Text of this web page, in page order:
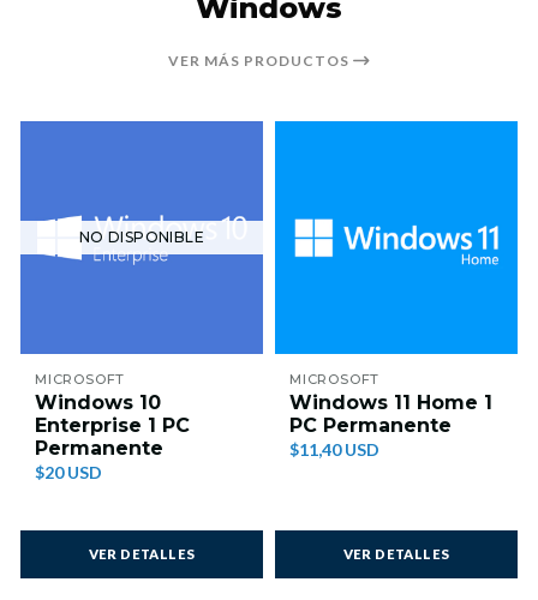
Windows
VER MÁS PRODUCTOS
NO DISPONIBLE
MICROSOFT
Windows 10
Enterprise 1 PC
Permanente
$20 USD
VER DETALLES
MICROSOFT
Windows 11 Home 1
PC Permanente
$11,40 USD
VER DETALLES